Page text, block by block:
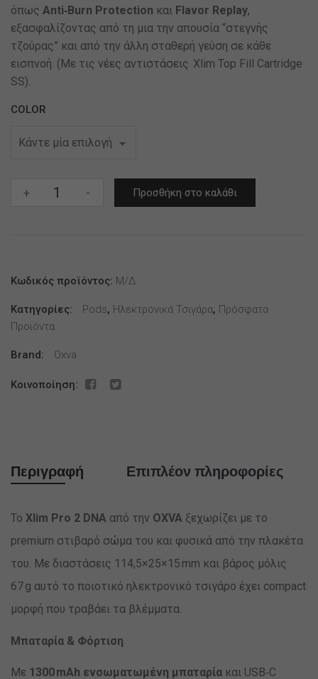
όπως Anti‑Burn Protection και Flavor Replay,
εξασφαλίζοντας από τη μια την απουσία “στεγνής
τζούρας” και από την άλλη σταθερή γεύση σε κάθε
εισπνοή. (Mε τις νέες αντιστάσεις Xlim Top Fill Cartridge
SS).
COLOR
+
OXVA
Pod
ποσότητα
- Προσθήκη στο καλάθι
Κωδικός προϊόντος: Μ/Δ
Κατηγορίες: Pods, Ηλεκτρονικά Τσιγάρα, Πρόσφατα
Προϊόντα
Brand: Oxva
Κοινοποίηση:
Περιγραφή Επιπλέον πληροφορίες
Το Xlim Pro 2 DNA από την OXVA ξεχωρίζει με το
premium στιβαρό σώμα του και φυσικά από την πλακέτα
του. Με διαστάσεις 114,5×25×15 mm και βάρος μόλις
67 g αυτό το ποιοτικό ηλεκτρονικό τσιγάρο έχει compact
μορφή που τραβάει τα βλέμματα.
Μπαταρία & Φόρτιση
Με 1300 mAh ενσωματωμένη μπαταρία και USB‑C